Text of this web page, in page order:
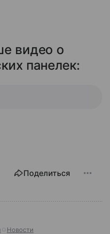
видео о
панелек:
Поделиться
Новости